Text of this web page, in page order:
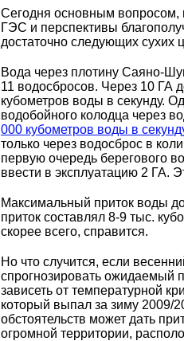
Сегодня основным вопросом,
ГЭС и перспективы
достаточно следующих сухих
Вода через плотину Саяно-
11 водосбросов. Через 10 ГА
кубометров воды в секунду.
водобойного колодца через
000 кубометров воды в
только через водосброс в
первую очередь берегового
ввести в эксплуатацию 2 ГА.
Максимальный приток воды
приток составлял 8-9 тыс.
скорее всего, справится.
Но что случится, если
спрогнозировать ожидаемый
зависеть от температурной
который выпал за зиму 2009/
обстоятельств может дать
огромной территории,